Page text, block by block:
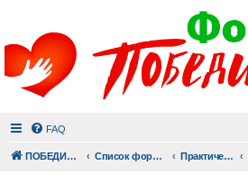
FAQ
ПОБЕДИШЬ.РУ Список форумов Практический раздел